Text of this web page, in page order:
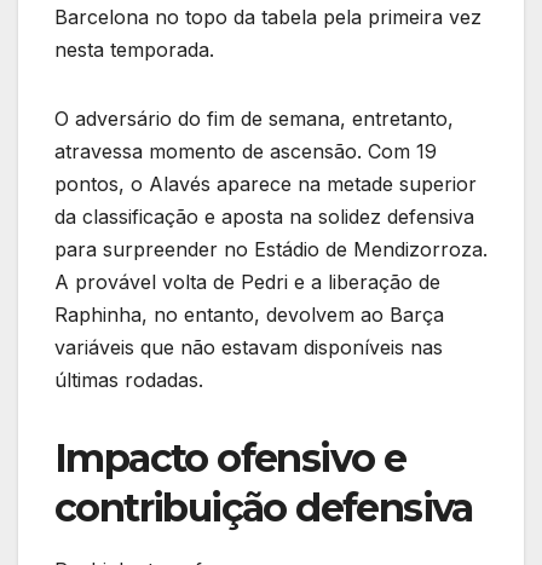
Barcelona no topo da tabela pela primeira vez
nesta temporada.
O adversário do fim de semana, entretanto,
atravessa momento de ascensão. Com 19
pontos, o Alavés aparece na metade superior
da classificação e aposta na solidez defensiva
para surpreender no Estádio de Mendizorroza.
A provável volta de Pedri e a liberação de
Raphinha, no entanto, devolvem ao Barça
variáveis que não estavam disponíveis nas
últimas rodadas.
Impacto ofensivo e
contribuição defensiva